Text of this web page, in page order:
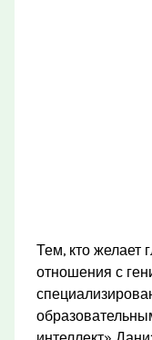
Тем, кто желает
отношения с